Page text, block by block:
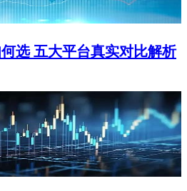
选 五大平台真实对比解析